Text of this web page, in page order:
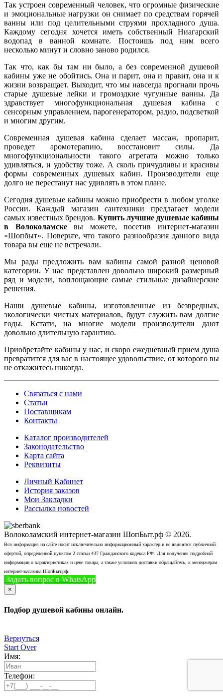
Так устроен современный человек, что огромные физические
и эмоциональные нагрузки он снимает по средствам горячей
ванны или под целительными струями прохладного душа.
Каждому сегодня хочется иметь собственный Ниагарский
водопад в ванной комнате. Постоишь под ним всего
несколько минут и словно заново родился.
Так что, как бы там ни было, а без современной душевой
кабины уже не обойтись. Она и парит, она и правит, она и к
жизни возвращает. Выходит, что мы навсегда прогнали прочь
старые душевые лейки и громоздкие чугунные ванны. Да
здравствует многофункциональная душевая кабина с
сенсорным управлением, парогенератором, радио, подсветкой
и многим другим.
Современная душевая кабина сделает массаж, пропарит,
проведет аромотерапию, восстановит силы. Да
многофункциональности такого агрегата можно только
удивляться, и удобству тоже. А сколь причудливы и красивы
формы современных душевых кабин. Производители еще
долго не перестанут нас удивлять в этом плане.
Сегодня душевые кабины можно приобрести в любом уголке
России. Каждый магазин сантехники предлагает модели
самых известных брендов. Купить лучшие душевые кабины
в Волоколамскевы можете, посетив интернет-магазин
«Шопбыт». Поверьте, что такого разнообразия данного вида
товара вы еще не встречали.
Мы рады предложить вам кабины самой разной ценовой
категории. У нас представлен довольно широкий размерный
ряд и модели, воплощающие самые стильные дизайнерские
решения.
Наши душевые кабины, изготовленные из безвредных,
экологически чистых материалов, будут служить вам долгие
годы. Кстати, на многие модели производители дают
довольно длительную гарантию.
Приобретайте кабины у нас, и скоро ежедневный прием душа
превратится для вас в настоящее удовольствие, от которого вы
не откажитесь никогда.
Связаться с нами
Статьи
Поставщикам
Контакты
Каталог производителей
Законодательство
Карта сайта
Реквизиты
Личный Кабинет
История заказов
Мои Закладки
Рассылка новостей
Волоколамский интернет-магазин ШопБыт.рф © 2026.
Вся информация на сайте носит исключительно информационный характер и не являются публичной
офертой, определенной пунктом 2 статьи 437 Гражданского кодекса РФ. Для получения подробной
информации о характеристиках и цене товара, а также условиях доставки обращайтесь, к менеджерам
интернет-магазина ШопБыт.рф.
Задать вопрос в WhatsApp
×
Подбор душевой кабины онлайн.
Вернуться
Start Over
Имя:
Телефон: